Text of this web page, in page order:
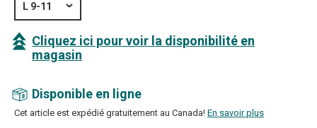
L 9-11
Cliquez ici pour voir la disponibilité en
magasin
Disponible en ligne
Cet article est expédié gratuitement au Canada! En savoir plus